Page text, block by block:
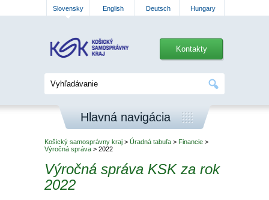
Slovensky English Deutsch Hungary
Kontakty
Hlavná navigácia
Košický samosprávny kraj > Úradná tabuľa > Financie >
Výročná správa > 2022
Výročná správa KSK za rok
2022